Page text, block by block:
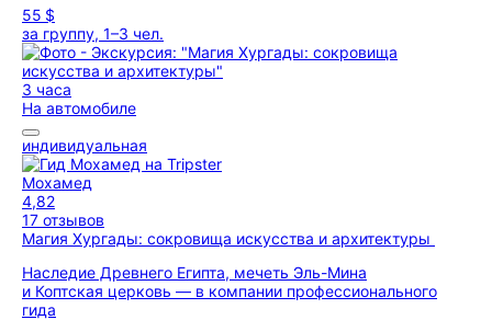
55 $
за группу, 1–3 чел.
3 часа
На автомобиле
индивидуальная
Мохамед
4,82
17 отзывов
Магия Хургады: сокровища искусства и архитектуры
Наследие Древнего Египта, мечеть Эль-Мина
и Коптская церковь — в компании профессионального
гида